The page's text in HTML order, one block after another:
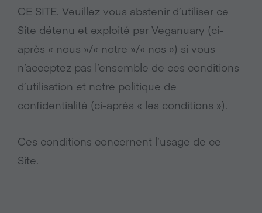
CE SITE. Veuillez vous abstenir d’utiliser ce
Site détenu et exploité par Veganuary (ci-
après « nous »/« notre »/« nos ») si vous
n’acceptez pas l’ensemble de ces conditions
d’utilisation et notre politique de
confidentialité (ci-après « les conditions »).
Ces conditions concernent l’usage de ce
Site.